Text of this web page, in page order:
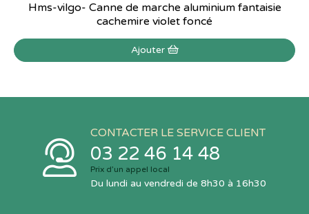
Hms-vilgo- Canne de marche aluminium fantaisie
cachemire violet foncé
Ajouter
CONTACTER LE SERVICE CLIENT
03 22 46 14 48
Prix d’un appel local
Du lundi au vendredi de 8h30 à 16h30